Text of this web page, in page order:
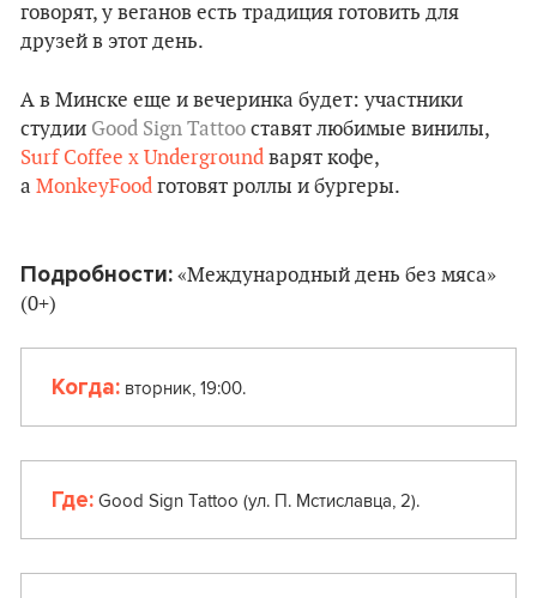
говорят, у веганов есть традиция готовить для
друзей в этот день.
А в Минске еще и вечеринка будет: участники
студии Good Sign Tattoo ставят любимые винилы,
Surf Coffee x Underground варят кофе,
а MonkeyFood готовят роллы и бургеры.
Подробности: «Международный день без мяса»
(0+)
Когда: вторник, 19:00.
Где:Good Sign Tattoo (ул. П. Мстиславца, 2).